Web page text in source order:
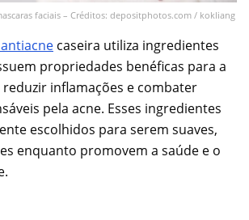
faciais – Créditos: depositphotos.com / kokliang
caseira utiliza ingredientes
propriedades benéficas para a
inflamações e combater
pela acne. Esses ingredientes
escolhidos para serem suaves,
enquanto promovem a saúde e o